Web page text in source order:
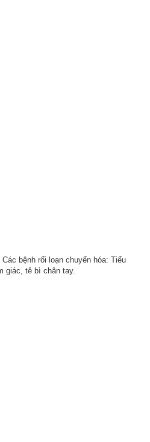
bệnh rối loạn chuyển hóa: Tiểu
giác, tê bì chân tay.